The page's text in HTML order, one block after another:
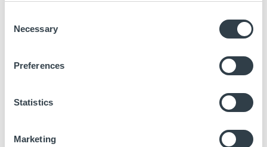
Selection
Necessary
Preferences
Statistics
Marketing
Das PORTAL bietet Links zu anderen Websites und Inhalten
besteht darin, dem Benutzer die Möglichkeit zu geben, auf
Folgen, die dem Benutzer durch den Zugriff auf diese Links
entstehen können, keinerlei Haftung. Der Benutzer, der
seiner Website ein Link auf das Portal
https://www.fuerte-